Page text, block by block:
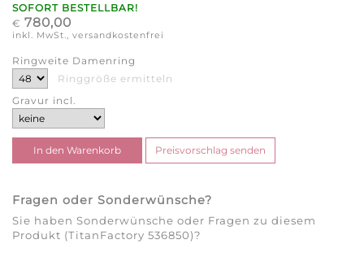
SOFORT BESTELLBAR!
€ 780,00
inkl. MwSt., versandkostenfrei
Ringweite Damenring
Ringgröße ermitteln
Gravur incl.
Fragen oder Sonderwünsche?
Sie haben Sonderwünsche oder Fragen zu diesem
Produkt (TitanFactory 536850)?